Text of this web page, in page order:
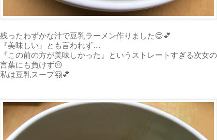
残ったわずかな汁で豆乳ラーメン作りました😊💕
『美味しい』とも言われず…
『この前の方が美味しかった』というストレートすぎる次女の
言葉にも負けず😒
私は豆乳スープ🤗💕